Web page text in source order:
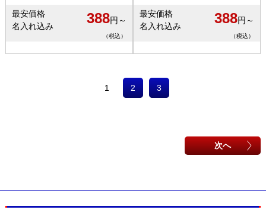
最安価格
名入れ込み
388円～
（税込）
最安価格
名入れ込み
388円～
（税込）
1 2 3
次へ